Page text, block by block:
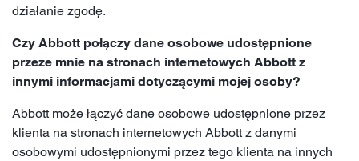
działanie zgodę.
Czy Abbott połączy dane osobowe udostępnione
przeze mnie na stronach internetowych Abbott z
innymi informacjami dotyczącymi mojej osoby?
Abbott może łączyć dane osobowe udostępnione przez
klienta na stronach internetowych Abbott z danymi
osobowymi udostępnionymi przez tego klienta na innych